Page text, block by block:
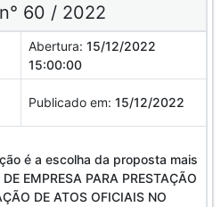
60 / 2022
Abertura: 15/12/2022
15:00:00
Publicado em: 15/12/2022
é a escolha da proposta mais
EMPRESA PARA PRESTAÇÃO
DE ATOS OFICIAIS NO